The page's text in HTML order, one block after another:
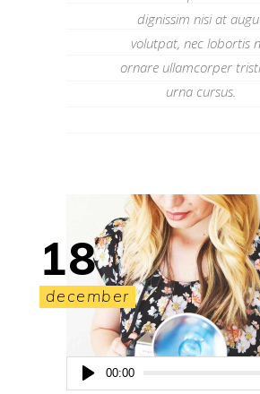
dignissim nisi at
volutpat, nec lobortis
ornare ullamcorper
urna cursus.
18
december
Audio
00:00